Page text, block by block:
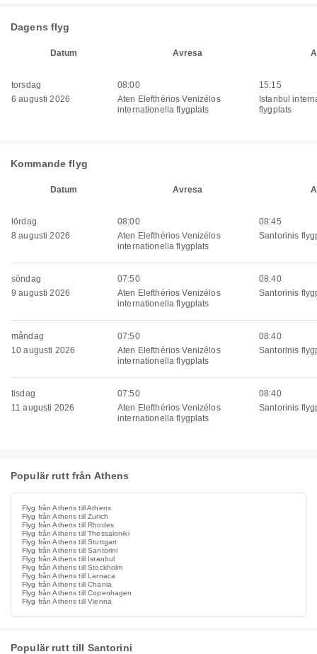
Dagens flyg
Datum Avresa
torsdag
6 augusti 2026
08:00
Aten Elefthérios Venizélos
internationella flygplats
15:15
Istanbul
flygplats
Kommande flyg
Datum Avresa
lördag
8 augusti 2026
08:00
Aten Elefthérios Venizélos
internationella flygplats
08:45
Santorinis
söndag
9 augusti 2026
07:50
Aten Elefthérios Venizélos
internationella flygplats
08:40
Santorinis
måndag
10 augusti 2026
07:50
Aten Elefthérios Venizélos
internationella flygplats
08:40
Santorinis
tisdag
11 augusti 2026
07:50
Aten Elefthérios Venizélos
internationella flygplats
08:40
Santorinis
Populär rutt från Athens
Flyg från Athens till Athens
Flyg från Athens till Zurich
Flyg från Athens till Rhodes
Flyg från Athens till Thessaloniki
Flyg från Athens till Stuttgart
Flyg från Athens till Santorini
Flyg från Athens till Istanbul
Flyg från Athens till Stockholm
Flyg från Athens till Larnaca
Flyg från Athens till Chania
Flyg från Athens till Copenhagen
Flyg från Athens till Vienna
Populär rutt till Santorini